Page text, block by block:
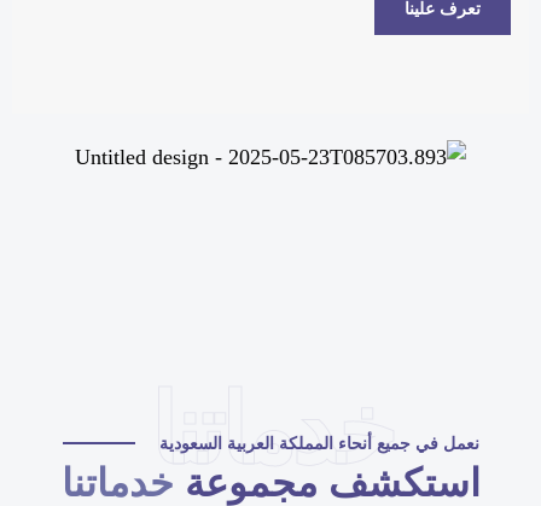
تعرف علينا
خدماتنا
نعمل في جميع أنحاء المملكة العربية السعودية
استكشف مجموعةخدماتنا